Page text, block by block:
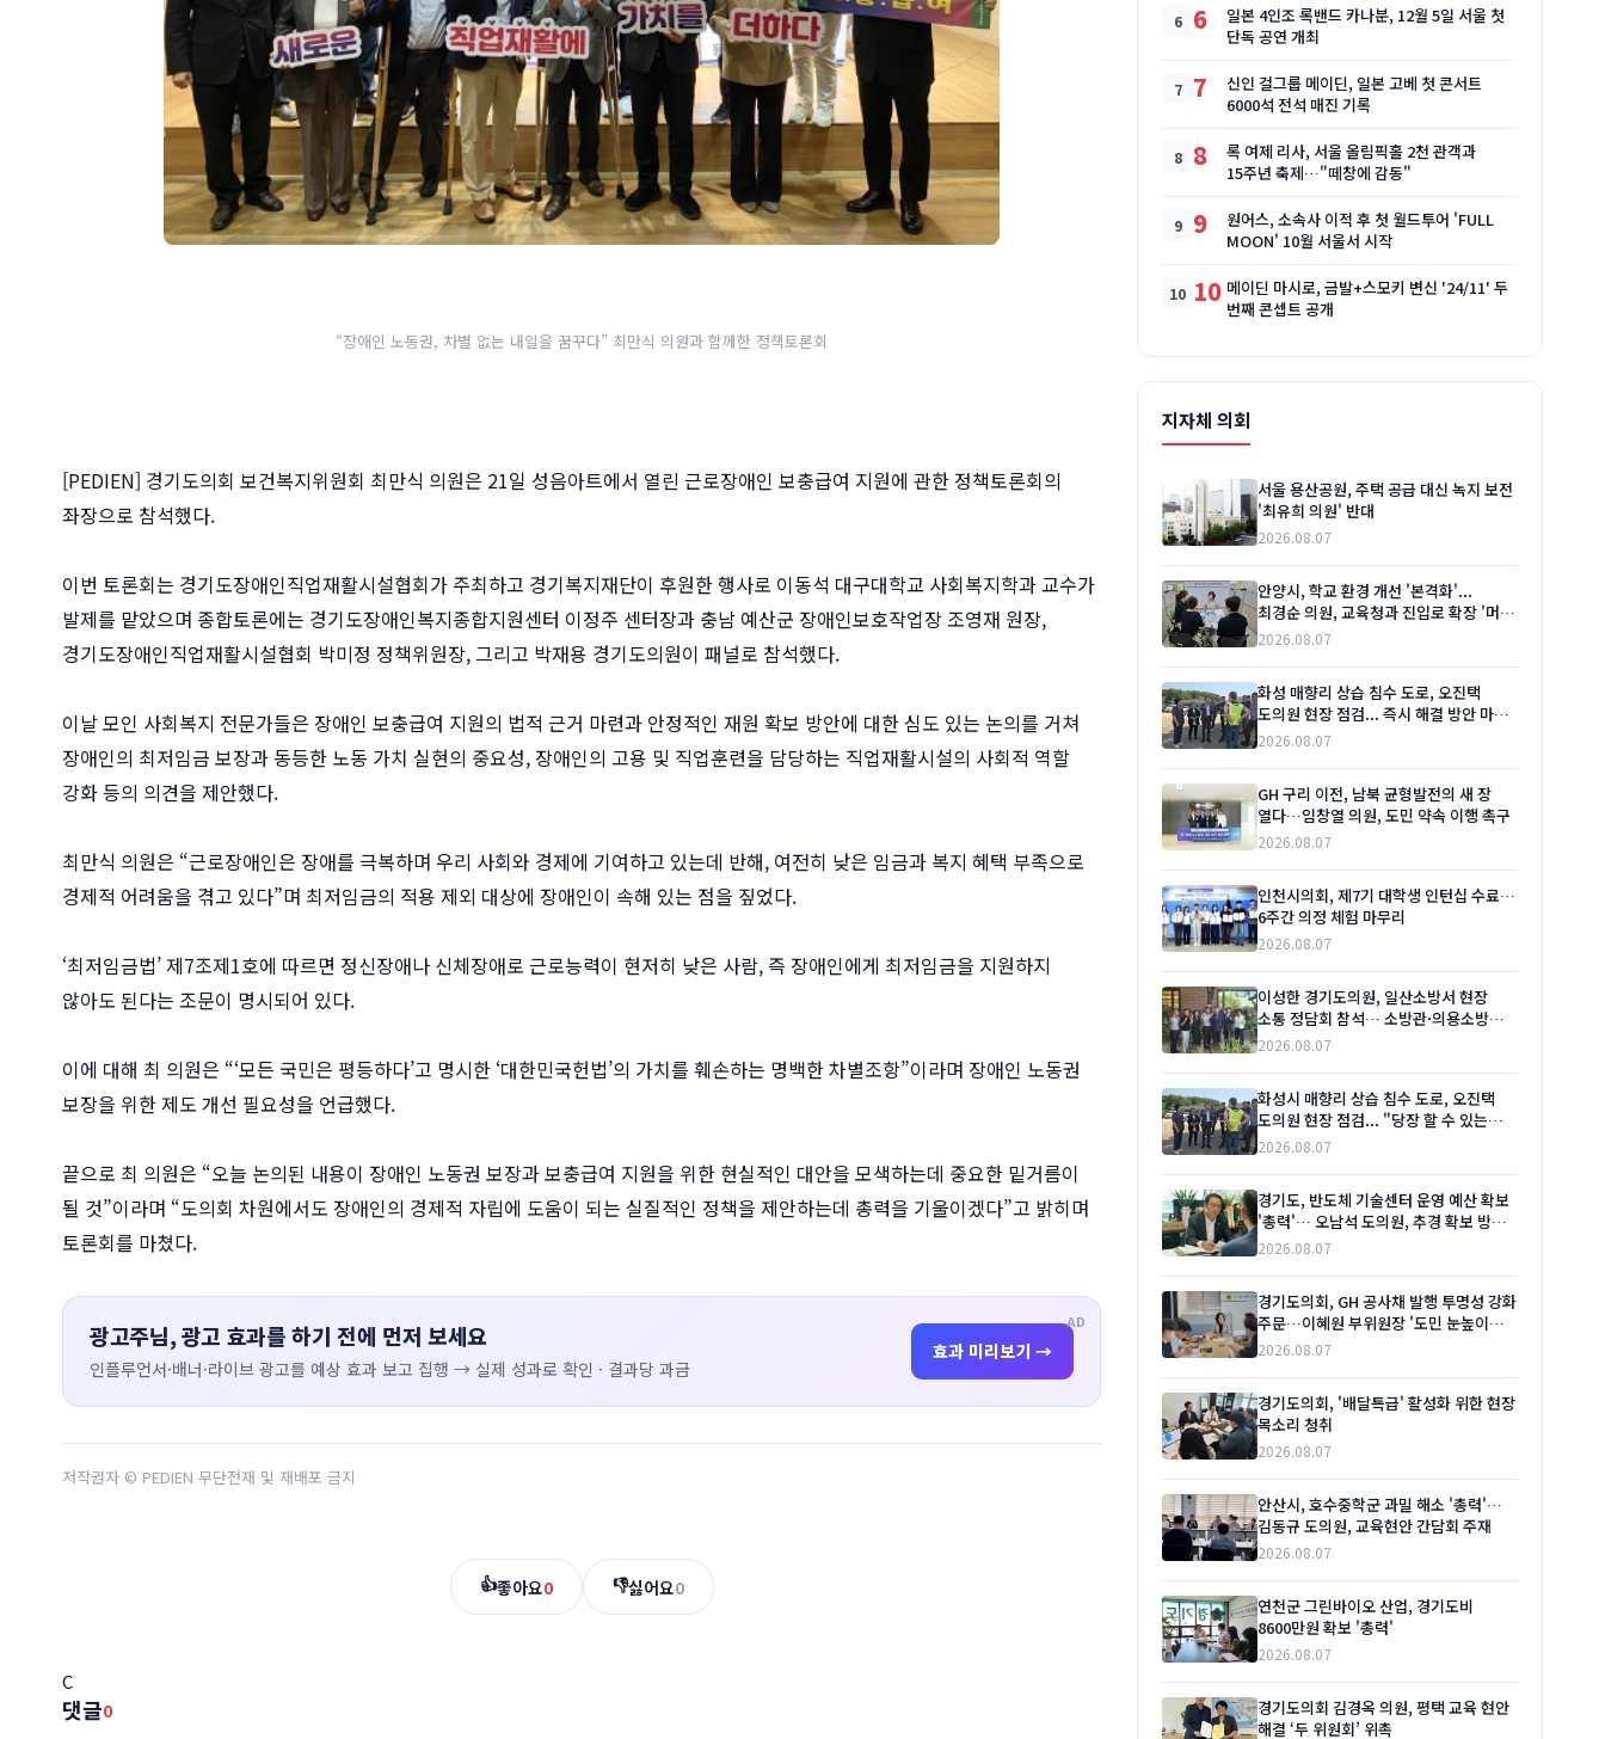
“장애인 노동권, 차별 없는 내일을 꿈꾸다” 최만식 의원과 함께한 정책토론회
[PEDIEN] 경기도의회 보건복지위원회 최만식 의원은 21일 성음아트에서 열린 근로장애인 보충급여 지원에 관한 정책토론회의
좌장으로 참석했다.
이번 토론회는 경기도장애인직업재활시설협회가 주최하고 경기복지재단이 후원한 행사로 이동석 대구대학교 사회복지학과 교수가
발제를 맡았으며 종합토론에는 경기도장애인복지종합지원센터 이정주 센터장과 충남 예산군 장애인보호작업장 조영재 원장,
경기도장애인직업재활시설협회 박미정 정책위원장, 그리고 박재용 경기도의원이 패널로 참석했다.
이날 모인 사회복지 전문가들은 장애인 보충급여 지원의 법적 근거 마련과 안정적인 재원 확보 방안에 대한 심도 있는 논의를 거쳐
장애인의 최저임금 보장과 동등한 노동 가치 실현의 중요성, 장애인의 고용 및 직업훈련을 담당하는 직업재활시설의 사회적 역할
강화 등의 의견을 제안했다.
최만식 의원은 “근로장애인은 장애를 극복하며 우리 사회와 경제에 기여하고 있는데 반해, 여전히 낮은 임금과 복지 혜택 부족으로
경제적 어려움을 겪고 있다”며 최저임금의 적용 제외 대상에 장애인이 속해 있는 점을 짚었다.
‘최저임금법’ 제7조제1호에 따르면 정신장애나 신체장애로 근로능력이 현저히 낮은 사람, 즉 장애인에게 최저임금을 지원하지
않아도 된다는 조문이 명시되어 있다.
이에 대해 최 의원은 “‘모든 국민은 평등하다’고 명시한 ‘대한민국헌법’의 가치를 훼손하는 명백한 차별조항”이라며 장애인 노동권
보장을 위한 제도 개선 필요성을 언급했다.
끝으로 최 의원은 “오늘 논의된 내용이 장애인 노동권 보장과 보충급여 지원을 위한 현실적인 대안을 모색하는데 중요한 밑거름이
될 것”이라며 “도의회 차원에서도 장애인의 경제적 자립에 도움이 되는 실질적인 정책을 제안하는데 총력을 기울이겠다”고 밝히며
토론회를 마쳤다.
AD
광고주님, 광고 효과를 하기 전에 먼저 보세요
인플루언서·배너·라이브 광고를 예상 효과 보고 집행 → 실제 성과로 확인 · 결과당 과금
효과 미리보기 →
저작권자 © PEDIEN 무단전재 및 재배포 금지
👍좋아요0 👎싫어요0
C
댓글0
6
일본 4인조 록밴드 카나분, 12월 5일 서울 첫
단독 공연 개최
7
신인 걸그룹 메이딘, 일본 고베 첫 콘서트
6000석 전석 매진 기록
8
록 여제 리사, 서울 올림픽홀 2천 관객과
15주년 축제…"떼창에 감동"
9
원어스, 소속사 이적 후 첫 월드투어 'FULL
MOON' 10월 서울서 시작
10 메이딘 마시로, 금발+스모키 변신 '24/11' 두
번째 콘셉트 공개
지자체 의회
서울 용산공원, 주택 공급 대신 녹지 보전
'최유희 의원' 반대
2026.08.07
안양시, 학교 환경 개선 '본격화'...
최경순 의원, 교육청과 진입로 확장 '머리
맞대'
2026.08.07
화성 매향리 상습 침수 도로, 오진택
도의원 현장 점검... 즉시 해결 방안 마련
촉구
2026.08.07
GH 구리 이전, 남북 균형발전의 새 장
열다…임창열 의원, 도민 약속 이행 촉구
2026.08.07
인천시의회, 제7기 대학생 인턴십 수료…
6주간 의정 체험 마무리
2026.08.07
이성한 경기도의원, 일산소방서 현장
소통 정담회 참석… 소방관·의용소방대
애로사항 청취
2026.08.07
화성시 매향리 상습 침수 도로, 오진택
도의원 현장 점검... "당장 할 수 있는
것부터"
2026.08.07
경기도, 반도체 기술센터 운영 예산 확보
'총력'… 오남석 도의원, 추경 확보 방안
논의
2026.08.07
경기도의회, GH 공사채 발행 투명성 강화
주문…이혜원 부위원장 '도민 눈높이
설명' 강조
2026.08.07
경기도의회, '배달특급' 활성화 위한 현장
목소리 청취
2026.08.07
안산시, 호수중학군 과밀 해소 '총력'…
김동규 도의원, 교육현안 간담회 주재
2026.08.07
연천군 그린바이오 산업, 경기도비
8600만원 확보 '총력'
2026.08.07
경기도의회 김경옥 의원, 평택 교육 현안
해결 ‘두 위원회’ 위촉